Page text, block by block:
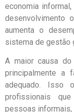
economia
desenvolvimento
aumenta o
sistema de gestão
A maior causa do
principalmente a
adequado. Isso
profissionais
pessoas